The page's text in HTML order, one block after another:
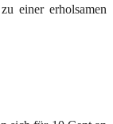
einer erholsamen